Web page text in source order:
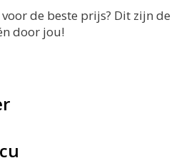
de beste prijs? Dit zijn de
door jou!